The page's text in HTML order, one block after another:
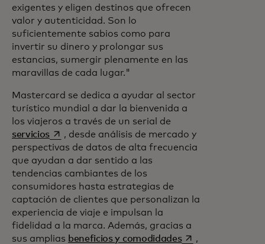
exigentes y eligen destinos que ofrecen
valor y autenticidad. Son lo
suficientemente sabios como para
invertir su dinero y prolongar sus
estancias, sumergir plenamente en las
maravillas de cada lugar."
Mastercard se dedica a ayudar al sector
turístico mundial a dar la bienvenida a
los viajeros a través de un serial de
serviciosse abre en una pestaña nueva
, desde análisis de mercado y
perspectivas de datos de alta frecuencia
que ayudan a dar sentido a las
tendencias cambiantes de los
consumidores hasta estrategias de
captación de clientes que personalizan la
experiencia de viaje e impulsan la
fidelidad a la marca. Además, gracias a
sus amplias beneficios y comodidadesse abre en una
,